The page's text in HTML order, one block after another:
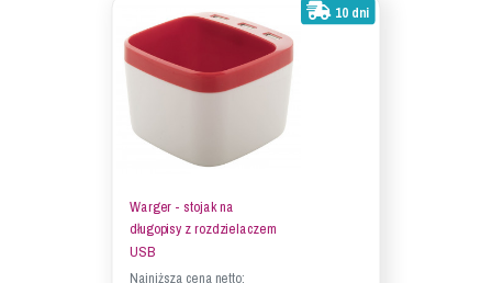
10 dni
Warger - stojak na
długopisy z rozdzielaczem
USB